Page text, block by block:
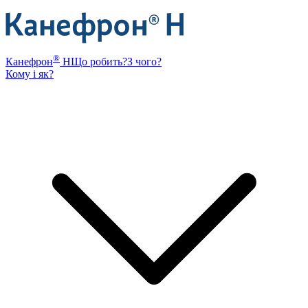
Канефрон® НЩо робить?З чого?
Кому і як?